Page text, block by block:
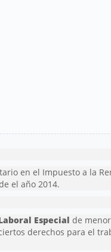
en el Impuesto a la
el año 2014.
Especial de
derechos para el